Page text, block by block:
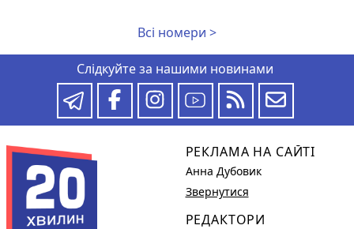
Всі номери >
Слідкуйте за нашими новинами
РЕКЛАМА НА САЙТІ
Анна Дубовик
Звернутися
РЕДАКТОРИ